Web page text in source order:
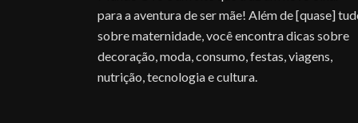
para a aventura de ser mãe! Além de [quase]
sobre maternidade, você encontra dicas sobre
decoração, moda, consumo, festas, viagens,
nutrição, tecnologia e cultura.